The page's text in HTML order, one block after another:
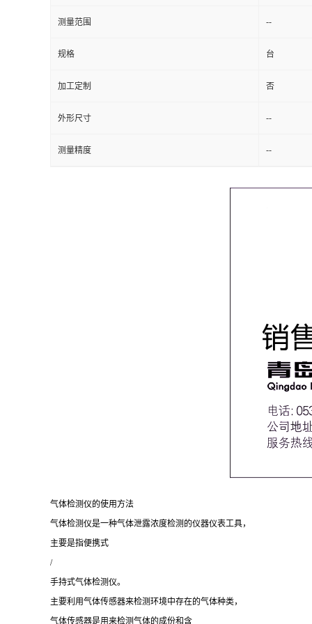
测量范围 --
规格 台
加工定制 否
外形尺寸 --
测量精度 --
气体检测仪的使用方法
气体检测仪是一种气体泄露浓度检测的仪器仪表工具，
主要是指便携式
/
手持式气体检测仪。
主要利用气体传感器来检测环境中存在的气体种类，
气体传感器是用来检测气体的成份和含